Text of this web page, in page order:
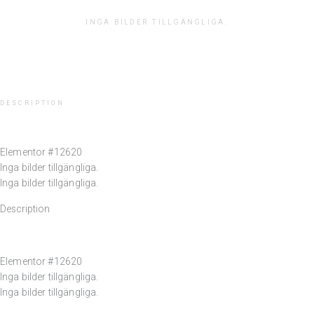
INGA BILDER TILLGÄNGLIGA.
DESCRIPTION
Elementor #12620
Inga bilder tillgängliga.
Inga bilder tillgängliga.
Description
Elementor #12620
Inga bilder tillgängliga.
Inga bilder tillgängliga.